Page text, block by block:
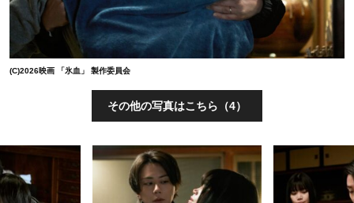
(C)2026映画 「氷血」 製作委員会
その他の写真はこちら（4）